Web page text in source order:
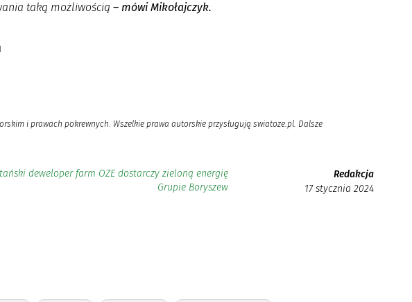
taką możliwością– mówi Mikołajczyk.
i prawach pokrewnych. Wszelkie prawa autorskie przysługują swiatoze.pl. Dalsze
deweloper farm OZE dostarczy zieloną energię
Grupie Boryszew
Redakcja
17 stycznia 2024